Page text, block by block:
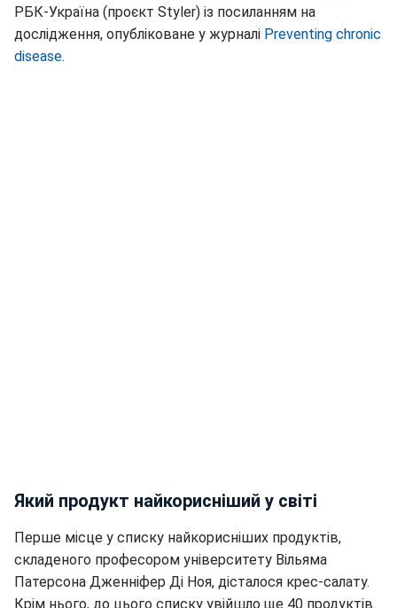
РБК-Україна (проєкт Styler) із посиланням на
дослідження, опубліковане у журналі Preventing chronic
disease.
Який продукт найкорисніший у світі
Перше місце у списку найкорисніших продуктів,
складеного професором університету Вільяма
Патерсона Дженніфер Ді Ноя, дісталося крес-салату.
Крім нього, до цього списку увійшло ще 40 продуктів.